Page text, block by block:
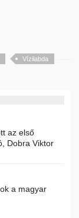
Vízilabda
az első
Dobra Viktor
a magyar